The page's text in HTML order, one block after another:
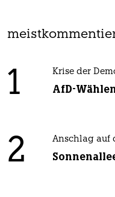
1 Krise der
AfD-
2 Anschlag auf